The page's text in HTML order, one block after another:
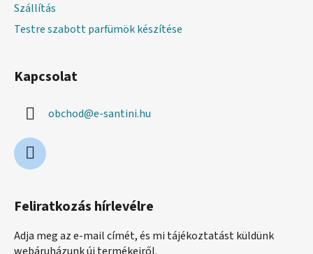
Szállítás
Testre szabott parfümök készítése
Kapcsolat
obchod@e-santini.hu
Feliratkozás hírlevélre
Adja meg az e-mail címét, és mi tájékoztatást küldünk